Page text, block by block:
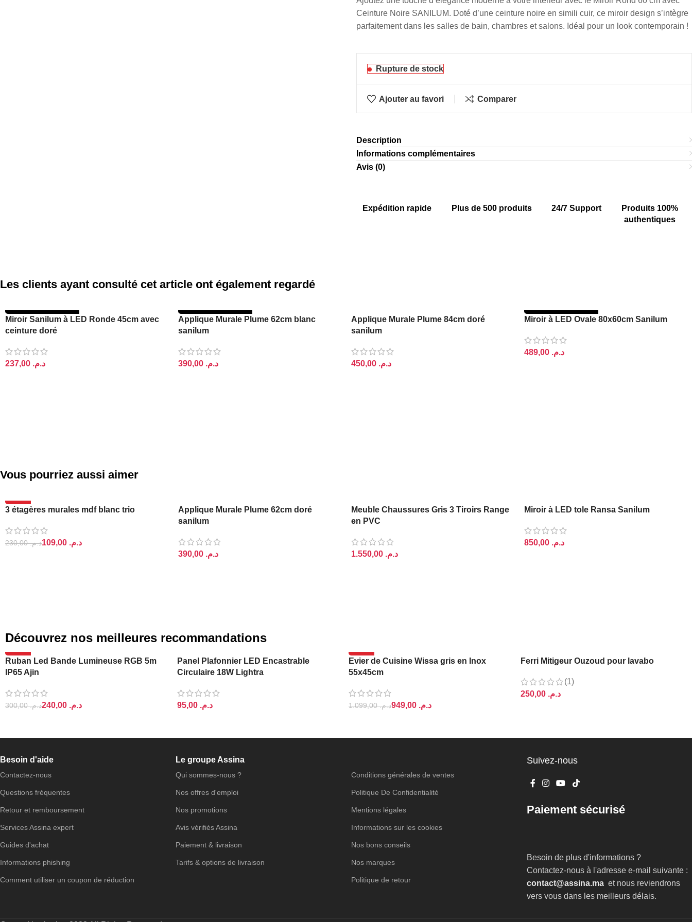
Ceinture Noire SANILUM. Doté d’une ceinture noire en simili cuir, ce miroir design s’intègre
parfaitement dans les salles de bain, chambres et salons. Idéal pour un look contemporain !
Rupture de stock
Ajouter au favori Comparer
Description
Informations complémentaires
Avis (0)
Expédition rapide Plus de 500 produits 24/7 Support
Produits 100%
authentiques
Les clients ayant consulté cet article ont également regardé
RUPTURE DE STOCK
Miroir Sanilum à LED Ronde 45cm avec
ceinture doré
د.م.
RUPTURE DE STOCK
Applique Murale Plume 62cm blanc
sanilum
د.م.
Applique Murale Plume 84cm doré
sanilum
د.م.
RUPTURE DE STOCK
Miroir à LED Ovale 80x60cm Sanilum
د.م.
Vous pourriez aussi aimer
-53%
3 étagères murales mdf blanc trio
د.م.230,00 د.م.
Applique Murale Plume 62cm doré
sanilum
د.م.
Meuble Chaussures Gris 3 Tiroirs Range
en PVC
د.م.
Miroir à LED tole Ransa Sanilum
د.م.
Découvrez nos meilleures recommandations
-20%
Ruban Led Bande Lumineuse RGB 5m
IP65 Ajin
د.م.300,00 د.م.
Panel Plafonnier LED Encastrable
Circulaire 18W Lightra
د.م.
-14%
Evier de Cuisine Wissa gris en Inox
55x45cm
د.م.1.099,00 د.م.
Ferri Mitigeur Ouzoud pour lavabo
(1)
د.م.
Besoin d'aide
Contactez-nous
Questions fréquentes
Retour et remboursement
Services Assina expert
Guides d'achat
Informations phishing
Comment utiliser un coupon de réduction
Le groupe Assina
Qui sommes-nous ?
Nos offres d'emploi
Nos promotions
Avis vérifiés Assina
Paiement & livraison
Tarifs & options de livraison
Conditions générales de ventes
Politique De Confidentialité
Mentions légales
Informations sur les cookies
Nos bons conseils
Nos marques
Politique de retour
Suivez-nous
Paiement sécurisé
Besoin de plus d'informations ?
Contactez-nous à l'adresse e-mail suivante :
contact@assina.ma et nous reviendrons
vers vous dans les meilleurs délais.